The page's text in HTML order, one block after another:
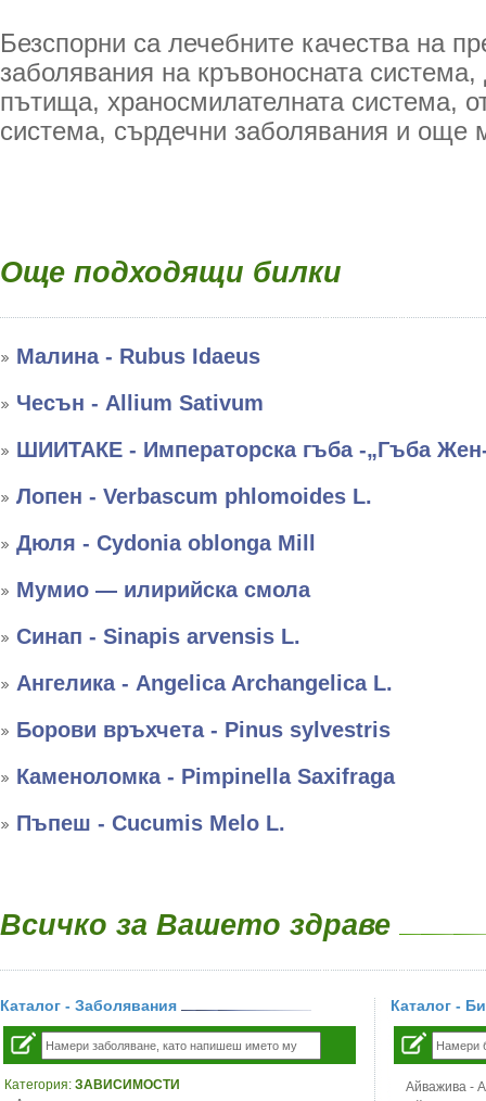
Безспорни са лечебните качества на
заболявания на кръвоносната система,
пътища, храносмилателната система,
система, сърдечни заболявания и още
Още подходящи билки
Малина - Rubus Idaeus
Чесън - Allium Sativum
ШИИТАКЕ - Императорска гъба -„Гъба
Лопен - Verbascum phlomoides L.
Дюля - Cydonia oblonga Mill
Мумио — илирийска смола
Синап - Sinapis arvensis L.
Ангелика - Angelica Archangelica L.
Борови връхчета - Pinus sylvestris
Каменоломка - Pimpinella Saxifraga
Пъпеш - Cucumis Melo L.
Всичко за Вашето здраве
Каталог - Заболявания
Категория: ЗАВИСИМОСТИ
Каталог -
Айважива -